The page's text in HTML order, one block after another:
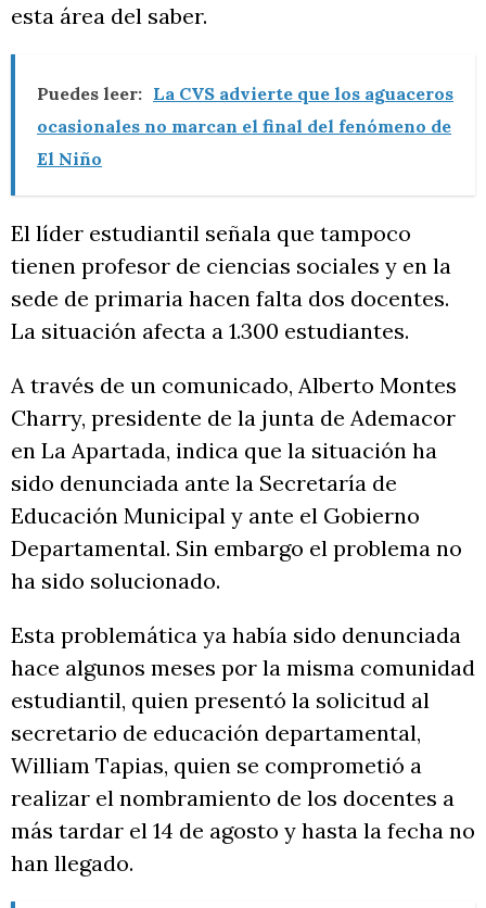
esta área del saber.
Puedes leer: La CVS advierte que los aguaceros
ocasionales no marcan el final del fenómeno de
El Niño
El líder estudiantil señala que tampoco
tienen profesor de ciencias sociales y en la
sede de primaria hacen falta dos docentes.
La situación afecta a 1.300 estudiantes.
A través de un comunicado, Alberto Montes
Charry, presidente de la junta de Ademacor
en La Apartada, indica que la situación ha
sido denunciada ante la Secretaría de
Educación Municipal y ante el Gobierno
Departamental. Sin embargo el problema no
ha sido solucionado.
Esta problemática ya había sido denunciada
hace algunos meses por la misma comunidad
estudiantil, quien presentó la solicitud al
secretario de educación departamental,
William Tapias, quien se comprometió a
realizar el nombramiento de los docentes a
más tardar el 14 de agosto y hasta la fecha no
han llegado.